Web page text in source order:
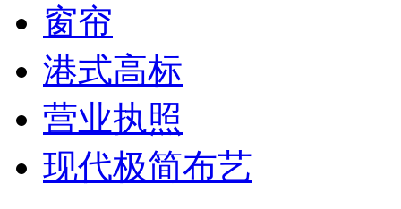
窗帘
港式高标
营业执照
现代极简布艺